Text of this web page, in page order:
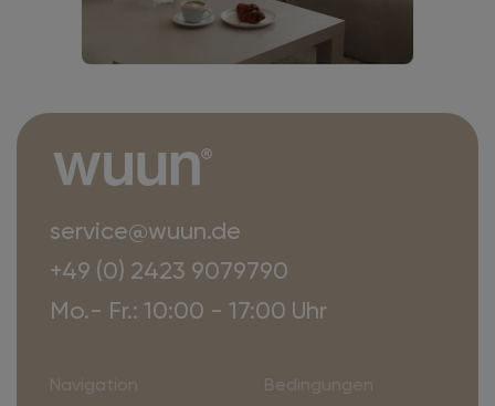
service@wuun.de
+49 (0) 2423 9079790
Mo.- Fr.: 10:00 - 17:00 Uhr